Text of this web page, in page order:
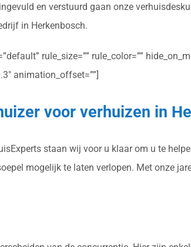
en verstuurd gaan onze
in Herkenbosch.
rule_size=”” rule_color=””
animation_offset=””]
voor verhuizen in
staan wij voor u klaar om u te
mogelijk te laten verlopen. Met onze